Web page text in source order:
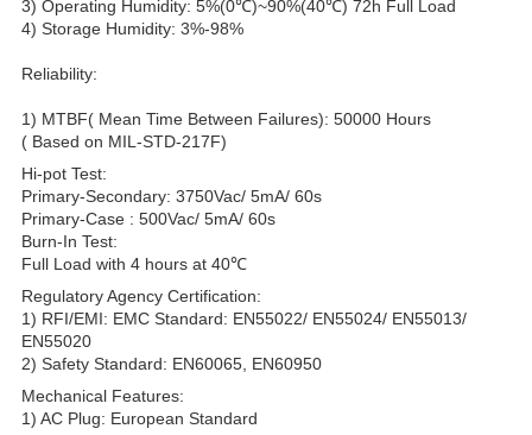
3) Operating Humidity: 5%(0℃)~90%(40℃) 72h Full Load
4) Storage Humidity: 3%-98%
Reliability:
1) MTBF( Mean Time Between Failures): 50000 Hours
( Based on MIL-STD-217F)
Hi-pot Test:
Primary-Secondary: 3750Vac/ 5mA/ 60s
Primary-Case : 500Vac/ 5mA/ 60s
Burn-In Test:
Full Load with 4 hours at 40℃
Regulatory Agency Certification:
1) RFI/EMI: EMC Standard: EN55022/ EN55024/ EN55013/
EN55020
2) Safety Standard: EN60065, EN60950
Mechanical Features:
1) AC Plug: European Standard